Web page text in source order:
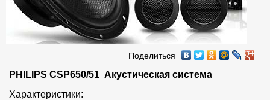
Поделиться
PHILIPS CSP650/51  Акустическая система
Характеристики: